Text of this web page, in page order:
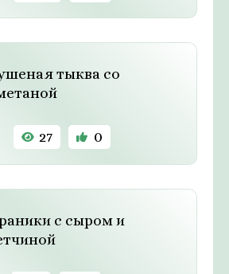
тыква со
27 0
с сыром и